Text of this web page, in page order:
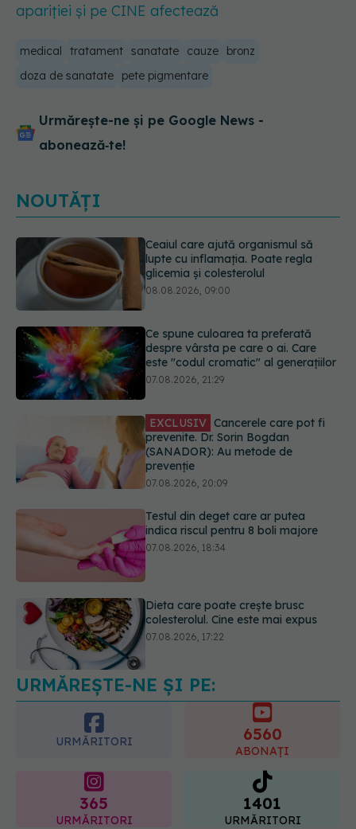
apariției și pe CINE afectează
medical tratament sanatate cauze
bronz
doza de sanatate
pete pigmentare
Urmărește-ne și pe Google News -
abonează‑te!
NOUTĂȚI
Ce spune culoarea ta preferată
despre vârsta pe care o ai. Care
este "codul cromatic" al generațiilor
EXCLUSIV Cancerele care pot fi
prevenite. Dr. Sorin Bogdan
(SANADOR): Au metode de
Testul din deget care ar putea
indica riscul pentru 8 boli majore
07.08.2026, 18:34
Dieta care poate crește brusc
colesterolul. Cine este mai expus
Ceaiul care ajută organismul să
lupte cu inflamația. Poate regla
glicemia și colesterolul
URMĂREȘTE-NE ȘI PE:
URMĂRITORI 6560
ABONAȚI
365
URMĂRITORI
1401
URMĂRITORI